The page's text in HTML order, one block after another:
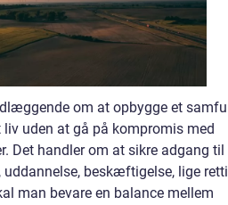
om at opbygge et
uden at gå på kompromis med
Det handler om at sikre adgang til
beskæftigelse, lige
man bevare en balance mellem